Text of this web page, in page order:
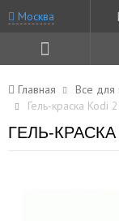
Москва
Главная Все для
Гель-краска Kodi
ГЕЛЬ-